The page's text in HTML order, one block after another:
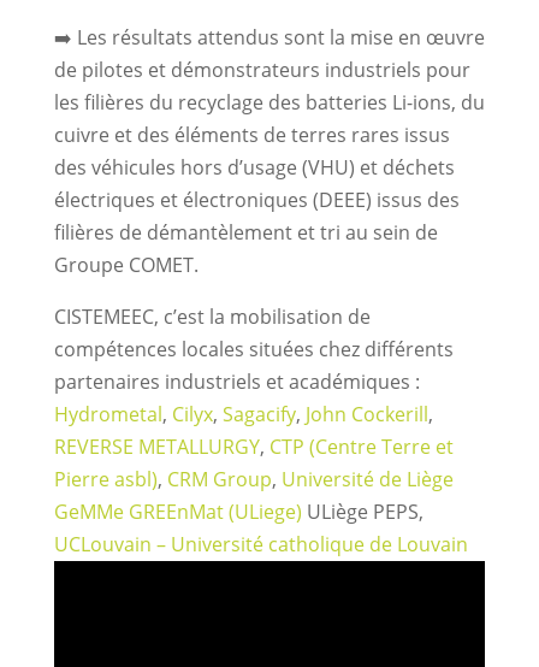
➡️ Les résultats attendus sont la mise en œuvre
de pilotes et démonstrateurs industriels pour
les filières du recyclage des batteries Li-ions, du
cuivre et des éléments de terres rares issus
des véhicules hors d’usage (VHU) et déchets
électriques et électroniques (DEEE) issus des
filières de démantèlement et tri au sein de
Groupe COMET.
CISTEMEEC, c’est la mobilisation de
compétences locales situées chez différents
partenaires industriels et académiques :
Hydrometal, Cilyx, Sagacify, John Cockerill,
REVERSE METALLURGY, CTP (Centre Terre et
Pierre asbl), CRM Group, Université de Liège
GeMMe GREEnMat (ULiege) ULiège PEPS,
UCLouvain – Université catholique de Louvain